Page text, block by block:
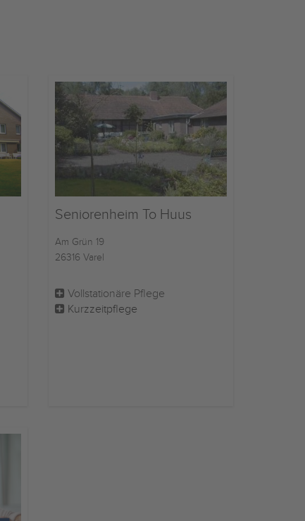
Seniorenheim To Huus
Am Grün 19
26316 Varel
Vollstationäre Pflege
Kurzzeitpflege